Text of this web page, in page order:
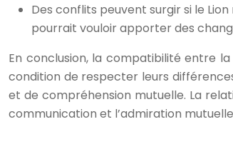
Des conflits peuvent surgir si le
pourrait vouloir apporter des
En conclusion, la compatibilité entre
condition de respecter leurs
et de compréhension mutuelle. La
communication et l’admiration